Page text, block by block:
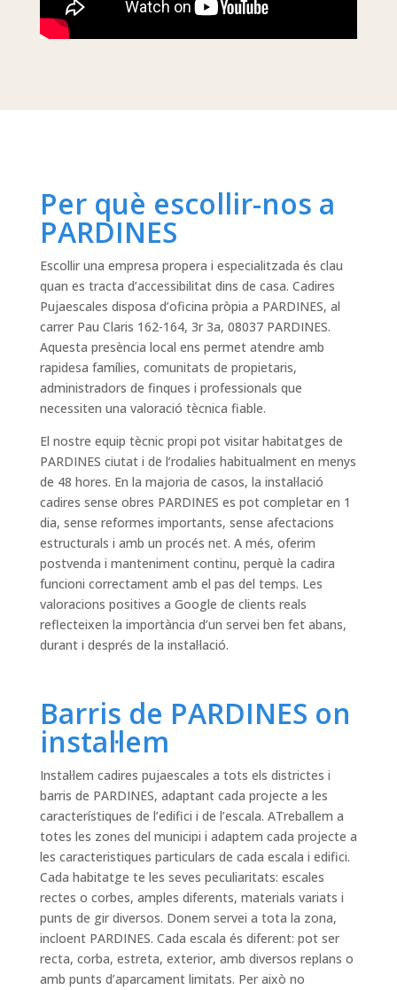
Per què escollir-nos a
PARDINES
Escollir una empresa propera i especialitzada és clau
quan es tracta d’accessibilitat dins de casa. Cadires
Pujaescales disposa d’oficina pròpia a PARDINES, al
carrer Pau Claris 162-164, 3r 3a, 08037 PARDINES.
Aquesta presència local ens permet atendre amb
rapidesa famílies, comunitats de propietaris,
administradors de finques i professionals que
necessiten una valoració tècnica fiable.
El nostre equip tècnic propi pot visitar habitatges de
PARDINES ciutat i de l’rodalies habitualment en menys
de 48 hores. En la majoria de casos, la instal·lació
cadires sense obres PARDINES es pot completar en 1
dia, sense reformes importants, sense afectacions
estructurals i amb un procés net. A més, oferim
postvenda i manteniment continu, perquè la cadira
funcioni correctament amb el pas del temps. Les
valoracions positives a Google de clients reals
reflecteixen la importància d’un servei ben fet abans,
durant i després de la instal·lació.
Barris de PARDINES on
instal·lem
Instal·lem cadires pujaescales a tots els districtes i
barris de PARDINES, adaptant cada projecte a les
característiques de l’edifici i de l’escala. ATreballem a
totes les zones del municipi i adaptem cada projecte a
les caracteristiques particulars de cada escala i edifici.
Cada habitatge te les seves peculiaritats: escales
rectes o corbes, amples diferents, materials variats i
punts de gir diversos. Donem servei a tota la zona,
incloent PARDINES. Cada escala és diferent: pot ser
recta, corba, estreta, exterior, amb diversos replans o
amb punts d’aparcament limitats. Per això no